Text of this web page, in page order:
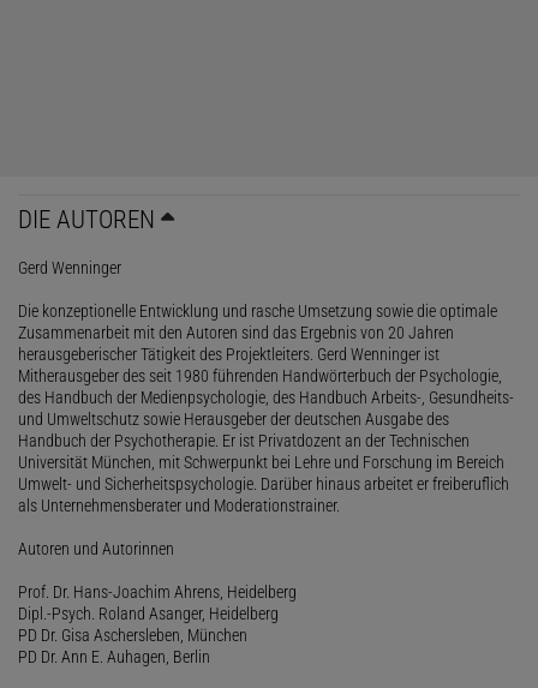
DIE AUTOREN
Gerd Wenninger
Die konzeptionelle Entwicklung und rasche Umsetzung sowie die optimale
Zusammenarbeit mit den Autoren sind das Ergebnis von 20 Jahren
herausgeberischer Tätigkeit des Projektleiters. Gerd Wenninger ist
Mitherausgeber des seit 1980 führenden Handwörterbuch der Psychologie,
des Handbuch der Medienpsychologie, des Handbuch Arbeits-, Gesundheits-
und Umweltschutz sowie Herausgeber der deutschen Ausgabe des
Handbuch der Psychotherapie. Er ist Privatdozent an der Technischen
Universität München, mit Schwerpunkt bei Lehre und Forschung im Bereich
Umwelt- und Sicherheitspsychologie. Darüber hinaus arbeitet er freiberuflich
als Unternehmensberater und Moderationstrainer.
Autoren und Autorinnen
Prof. Dr. Hans-Joachim Ahrens, Heidelberg
Dipl.-Psych. Roland Asanger, Heidelberg
PD Dr. Gisa Aschersleben, München
PD Dr. Ann E. Auhagen, Berlin